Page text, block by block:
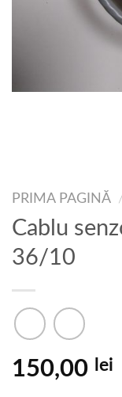
PRIMA PAGINĂ
Cablu
36/10
150,00 lei